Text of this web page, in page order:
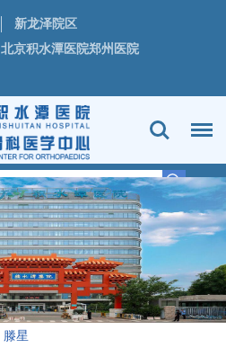
新龙泽院区
北京积水潭医院郑州医院
滕星